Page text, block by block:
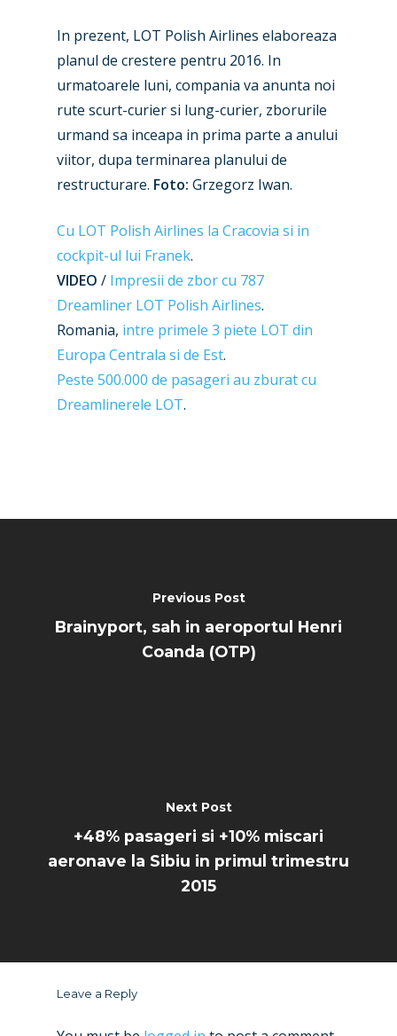
In prezent, LOT Polish Airlines elaboreaza
planul de crestere pentru 2016. In
urmatoarele luni, compania va anunta noi
rute scurt-curier si lung-curier, zborurile
urmand sa inceapa in prima parte a anului
viitor, dupa terminarea planului de
restructurare. Foto: Grzegorz Iwan.
Cu LOT Polish Airlines la Cracovia si in
cockpit-ul lui Franek.
VIDEO / Impresii de zbor cu 787
Dreamliner LOT Polish Airlines.
Romania, intre primele 3 piete LOT din
Europa Centrala si de Est.
Peste 500.000 de pasageri au zburat cu
Dreamlinerele LOT.
Previous Post
Brainyport, sah in aeroportul Henri
Coanda (OTP)
Next Post
+48% pasageri si +10% miscari
aeronave la Sibiu in primul trimestru
2015
Leave a Reply
Paris 2019
Contact